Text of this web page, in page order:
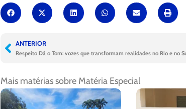
ANTERIOR
Respeito Dá o Tom: vozes que transformam realidades no Rio e no
Mais matérias sobre Matéria Especial